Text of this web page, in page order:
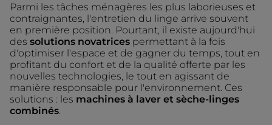
Parmi les tâches ménagères les plus laborieuses et
contraignantes, l'entretien du linge arrive souvent
en première position. Pourtant, il existe aujourd'hui
des solutions novatrices permettant à la fois
d'optimiser l'espace et de gagner du temps, tout en
profitant du confort et de la qualité offerte par les
nouvelles technologies, le tout en agissant de
manière responsable pour l'environnement. Ces
solutions : les machines à laver et sèche-linges
combinés.